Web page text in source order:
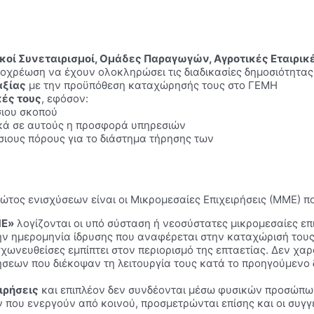
Συνεταιρισμοί, Ομάδες Παραγωγών, Αγροτικές
να έχουν ολοκληρώσει τις διαδικασίες
με την προϋπόθεση καταχώρησής τους στο ΓΕΜΗ
τους, εφόσον:
σκοπού
σε αυτούς η προσφορά υπηρεσιών
πόρους για το διάστημα τήρησης των
ενισχύσεων είναι οι Μικρομεσαίες Επιχειρήσεις
λογίζονται οι υπό σύσταση ή νεοσύστατες μικρομεσαίες
ημερομηνία ίδρυσης που αναφέρεται στην καταχώρισή
εμπίπτει στον περιορισμό της επταετίας. Δεν
που διέκοψαν τη λειτουργία τους κατά το
και επιπλέον δεν συνδέονται μέσω φυσικών
ενεργούν από κοινού, προσμετρώνται επίσης και οι